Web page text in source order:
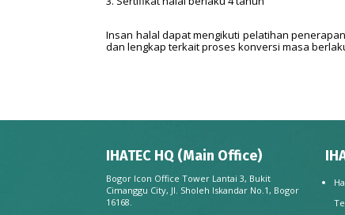
Insan halal dapat mengikuti pelatihan
dan lengkap terkait proses konversi masa
IHATEC HQ (Main Office)
Bogor Icon Office Tower Lantai 3, Bukit
Cimanggu City, Jl. Sholeh Iskandar No.1, Bogor
16168.